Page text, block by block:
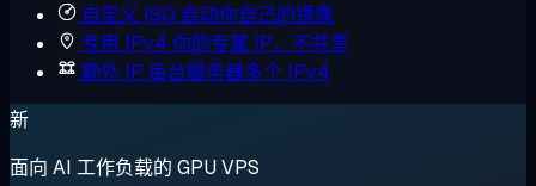
自定义 ISO 启动你自己的镜像
专用 IPv4 你的专属 IP，不共享
额外 IP 每台服务器多个 IPv4
新
面向 AI 工作负载的 GPU VPS